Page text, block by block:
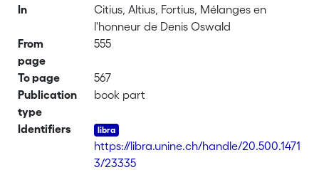
In
Citius, Altius, Fortius, Mélanges en
l'honneur de Denis Oswald
From
page
555
To page
567
Publication
type
book part
Identifiers
https://libra.unine.ch/handle/20.500.1471
3/23335